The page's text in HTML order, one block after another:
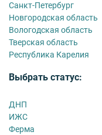
Санкт-Петербург
Новгородская область
Вологодская область
Тверская область
Республика Карелия
Выбрать статус:
ДНП
ИЖС
Ферма